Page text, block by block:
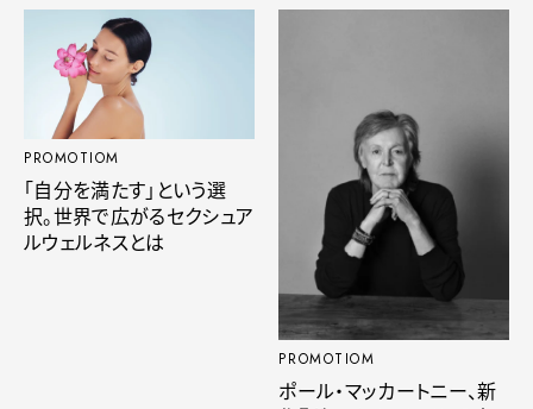
PROMOTIOM
「自分を満たす」という選
択。世界で広がるセクシュア
ルウェルネスとは
PROMOTIOM
ポール・マッカートニー、新